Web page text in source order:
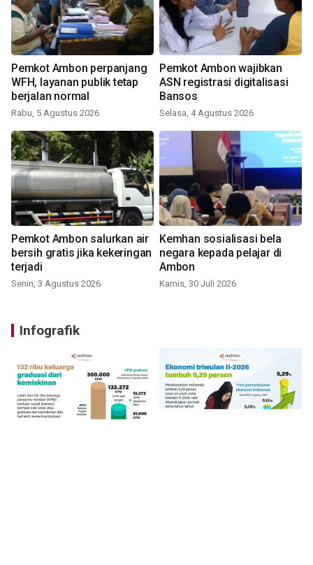
Pemkot Ambon perpanjang
WFH, layanan publik tetap
berjalan normal
Rabu, 5 Agustus 2026
Pemkot Ambon wajibkan
ASN registrasi digitalisasi
Bansos
Selasa, 4 Agustus 2026
Pemkot Ambon salurkan air
bersih gratis jika kekeringan
terjadi
Senin, 3 Agustus 2026
Kemhan sosialisasi bela
negara kepada pelajar di
Ambon
Kamis, 30 Juli 2026
Infografik